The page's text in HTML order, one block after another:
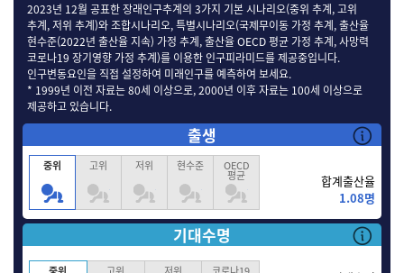
2023년 12월 공표한 장래인구추계의 3가지 기본 시나리오(중위 추계, 고위
추계, 저위 추계)와 조합시나리오, 특별시나리오(국제무이동 가정 추계, 출산율
현수준(2022년 출산율 지속) 가정 추계, 출산율 OECD 평균 가정 추계, 사망력
코로나19 장기영향 가정 추계)를 이용한 인구피라미드를 제공중입니다.
인구변동요인을 직접 설정하여 미래인구를 예측하여 보세요.
* 1999년 이전 자료는 80세 이상으로, 2000년 이후 자료는 100세 이상으로
제공하고 있습니다.
출생
중위 고위 저위 현수준 OECD
평균
합계출산율
1.08명
기대수명